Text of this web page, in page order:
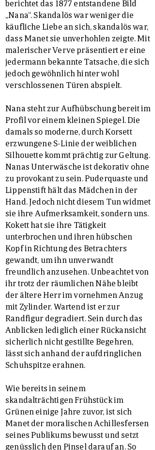
berichtet das 1877 entstandene Bild
„Nana“. Skandalös war weniger die
käufliche Liebe an sich, skandalös war,
dass Manet sie unverhohlen zeigte. Mit
malerischer Verve präsentiert er eine
jedermann bekannte Tatsache, die sich
jedoch gewöhnlich hinter wohl
verschlossenen Türen abspielt.
Nana steht zur Aufhübschung bereit im
Profil vor einem kleinen Spiegel. Die
damals so moderne, durch Korsett
erzwungene S-Linie der weiblichen
Silhouette kommt prächtig zur Geltung.
Nanas Unterwäsche ist dekorativ ohne
zu provokant zu sein. Puderquaste und
Lippenstift hält das Mädchen in der
Hand. Jedoch nicht diesem Tun widmet
sie ihre Aufmerksamkeit, sondern uns.
Kokett hat sie ihre Tätigkeit
unterbrochen und ihren hübschen
Kopf in Richtung des Betrachters
gewandt, um ihn unverwandt
freundlich anzusehen. Unbeachtet von
ihr trotz der räumlichen Nähe bleibt
der ältere Herr im vornehmen Anzug
mit Zylinder. Wartend ist er zur
Randfigur degradiert. Sein durch das
Anblicken lediglich einer Rückansicht
sicherlich nicht gestillte Begehren,
lässt sich anhand der aufdringlichen
Schuhspitze erahnen.
Wie bereits in seinem
skandalträchtigen Frühstück im
Grünen einige Jahre zuvor, ist sich
Manet der moralischen Achillesfersen
seines Publikums bewusst und setzt
genüsslich den Pinsel darauf an. So